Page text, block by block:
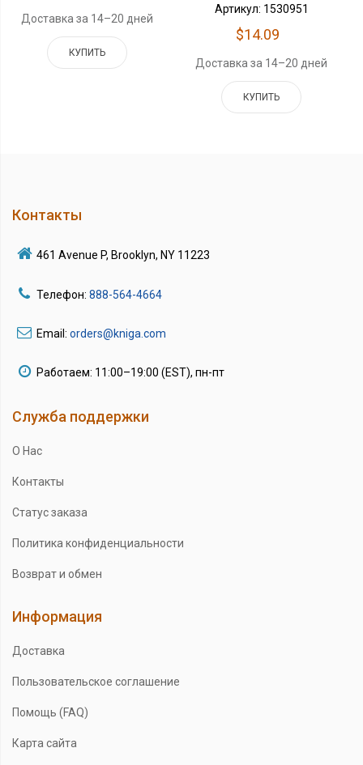
Доставка за 14–20 дней
КУПИТЬ
Артикул: 1530951
$14.09
Доставка за 14–20 дней
КУПИТЬ
Контакты
461 Avenue P, Brooklyn, NY 11223
Телефон: 888-564-4664
Email: orders@kniga.com
Работаем: 11:00–19:00 (EST), пн-пт
Служба поддержки
О Нас
Контакты
Статус заказа
Политика конфиденциальности
Возврат и обмен
Информация
Доставка
Пользовательское соглашение
Помощь (FAQ)
Карта сайта